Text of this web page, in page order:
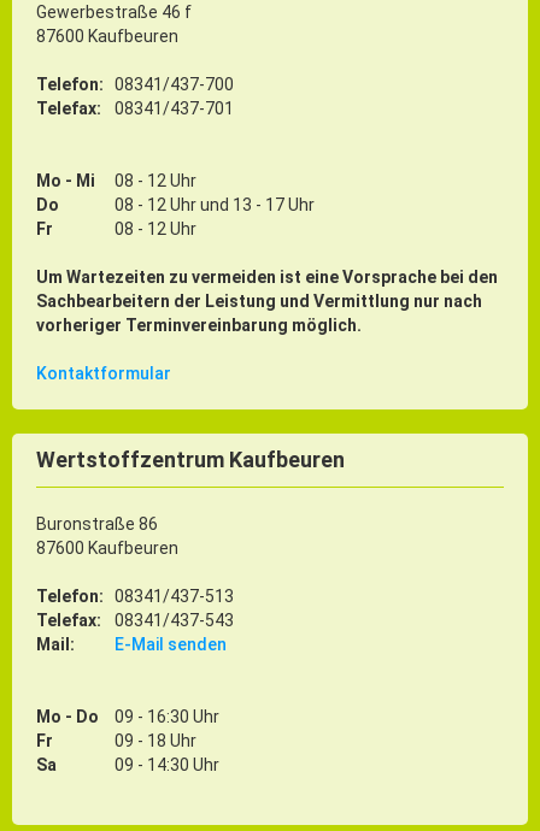
Gewerbestraße 46 f
87600 Kaufbeuren
Telefon:
08341/437-700
Telefax:
08341/437-701
Mo - Mi
08 - 12 Uhr
Do
08 - 12 Uhr und 13 - 17 Uhr
Fr
08 - 12 Uhr
Um Wartezeiten zu vermeiden ist eine Vorsprache bei den
Sachbearbeitern der Leistung und Vermittlung nur nach
vorheriger Terminvereinbarung möglich.
Kontaktformular
Wertstoffzentrum Kaufbeuren
Buronstraße 86
87600 Kaufbeuren
Telefon:
08341/437-513
Telefax:
08341/437-543
Mail:
E-Mail senden
Mo - Do
09 - 16:30 Uhr
Fr
09 - 18 Uhr
Sa
09 - 14:30 Uhr